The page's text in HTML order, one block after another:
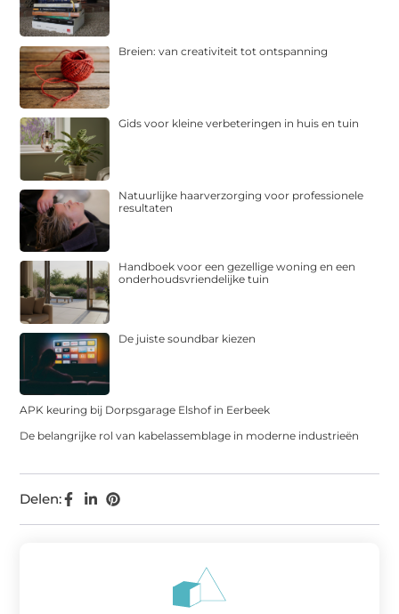
Delen:
Breien: van creativiteit tot ontspanning
Gids voor kleine verbeteringen in huis en tuin
Natuurlijke haarverzorging voor professionele
resultaten
Handboek voor een gezellige woning en een
onderhoudsvriendelijke tuin
De juiste soundbar kiezen
APK keuring bij Dorpsgarage Elshof in Eerbeek
De belangrijke rol van kabelassemblage in moderne industrieën